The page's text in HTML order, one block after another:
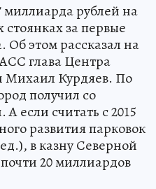
миллиарда рублей на
за первые
Об этом рассказал на
глава Центра
Михаил Курдяев. По
получил со
если считать с 2015
развития парковок
в казну Северной
20 миллиардов